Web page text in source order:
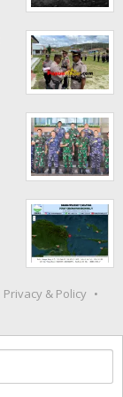
Privacy & Policy